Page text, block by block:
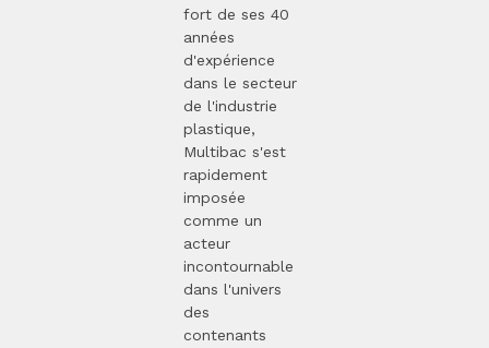
fort de ses 40
années
d'expérience
dans le secteur
de l'industrie
plastique,
Multibac s'est
rapidement
imposée
comme un
acteur
incontournable
dans l'univers
des
contenants